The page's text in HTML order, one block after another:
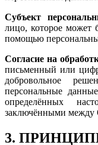
Субъект
лицо, которое может
помощью
Согласие на
письменный или
добровольное
персональные
определённых
заключёнными между
3.